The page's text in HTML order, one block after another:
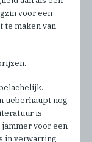
voor een
te maken van
ueberhaupt nog
is
voor een
in verwarring